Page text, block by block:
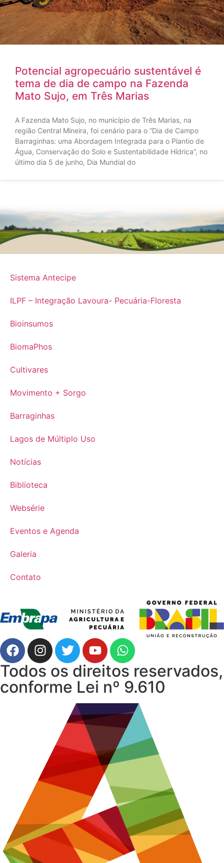
Potencial agropecuário sustentável é
tema de dia de campo na Fazenda
Mato Sujo, em Três Marias
A Fazenda Mato Sujo, no município de Três Marias, na
região Central Mineira, foi cenário para o “Dia de Campo
Barraginhas: uma Abordagem Integrada para o Plantio de
Água, Conservação do Solo e Sustentabilidade Hídrica”, no
último dia 5 de junho, Dia Mundial do
Sistema Antecipe
ILPF – Integração Lavoura- Pecuária-Floresta
Bioinsumos
BiomaPhos
Cultivares
Movimento + Sorgo
Barraginhas
Lagos de Múltiplo Uso
Notícias
Biblioteca
Websérie
Eventos e Agenda
Galeria
Contato
Todos os direitos reservados,
conforme Lei nº 9.610